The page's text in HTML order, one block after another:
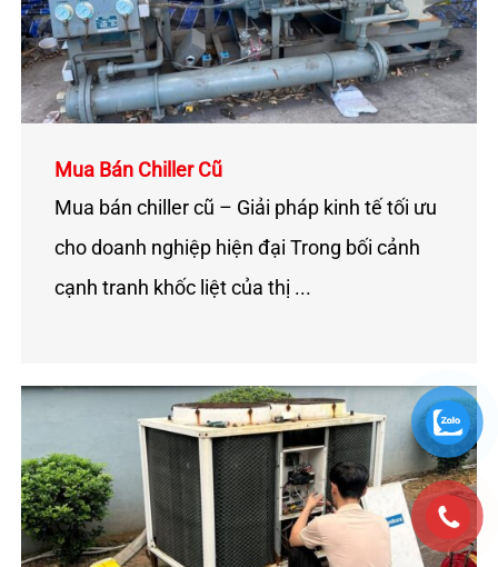
m
:
Mua Bán Chiller Cũ
Mua bán chiller cũ – Giải pháp kinh tế tối ưu
cho doanh nghiệp hiện đại Trong bối cảnh
cạnh tranh khốc liệt của thị ...